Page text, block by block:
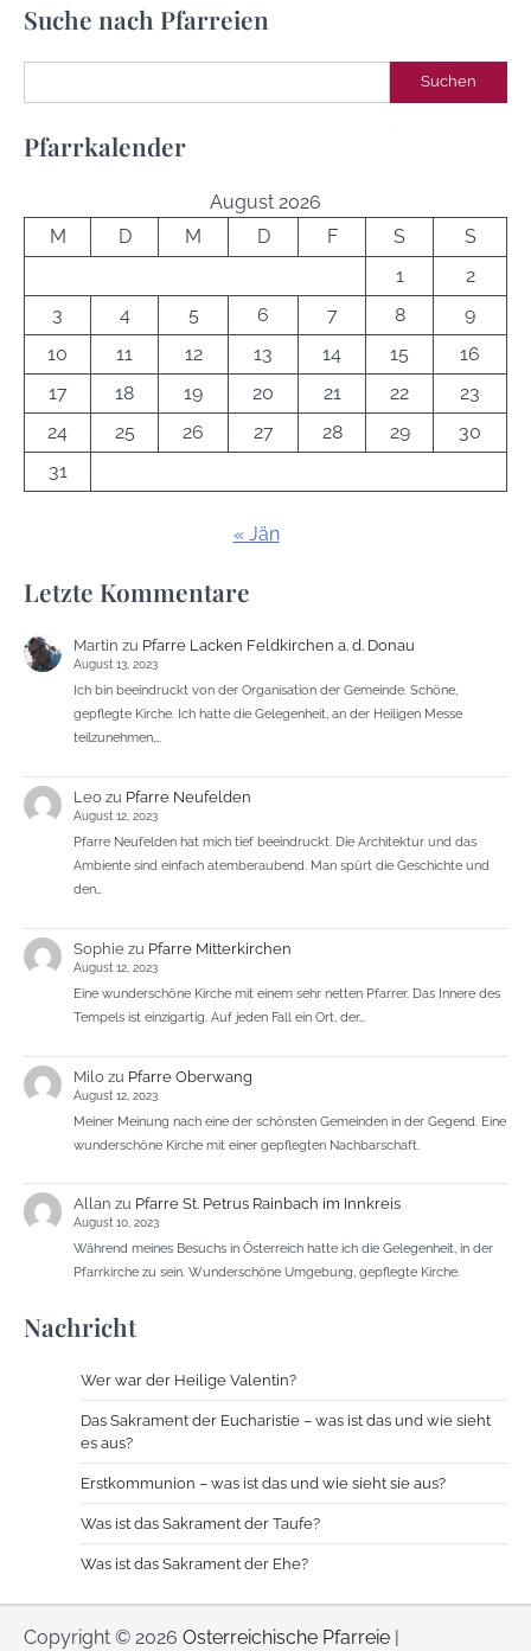
Suche nach Pfarreien
Suchen
Pfarrkalender
August 2026
M
D M D F S
S
1
2
3
4 5 6 7 8
9
10
11 12 13 14 15
16
17
18 19 20 21 22
23
24
25 26 27 28 29
30
31
« Jän
Letzte Kommentare
Martin zu Pfarre Lacken Feldkirchen a. d. Donau
August 13, 2023
Ich bin beeindruckt von der Organisation der Gemeinde. Schöne,
gepflegte Kirche. Ich hatte die Gelegenheit, an der Heiligen Messe
teilzunehmen,…
Leozu Pfarre Neufelden
August 12, 2023
Pfarre Neufelden hat mich tief beeindruckt. Die Architektur und das
Ambiente sind einfach atemberaubend. Man spürt die Geschichte und
den…
Sophiezu Pfarre Mitterkirchen
August 12, 2023
Eine wunderschöne Kirche mit einem sehr netten Pfarrer. Das Innere des
Tempels ist einzigartig. Auf jeden Fall ein Ort, der…
Milozu Pfarre Oberwang
August 12, 2023
Meiner Meinung nach eine der schönsten Gemeinden in der Gegend. Eine
wunderschöne Kirche mit einer gepflegten Nachbarschaft.
Allan zu Pfarre St. Petrus Rainbach im Innkreis
August 10, 2023
Während meines Besuchs in Österreich hatte ich die Gelegenheit, in der
Pfarrkirche zu sein. Wunderschöne Umgebung, gepflegte Kirche.
Nachricht
Wer war der Heilige Valentin?
Das Sakrament der Eucharistie – was ist das und wie sieht
es aus?
Erstkommunion – was ist das und wie sieht sie aus?
Was ist das Sakrament der Taufe?
Was ist das Sakrament der Ehe?
Copyright © 2026 Osterreichische Pfarreie